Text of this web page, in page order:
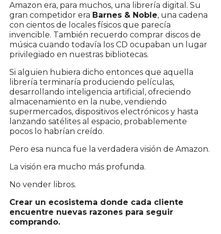
Amazon era, para muchos, una librería digital. Su
gran competidor era Barnes & Noble, una cadena
con cientos de locales físicos que parecía
invencible. También recuerdo comprar discos de
música cuando todavía los CD ocupaban un lugar
privilegiado en nuestras bibliotecas.
Si alguien hubiera dicho entonces que aquella
librería terminaría produciendo películas,
desarrollando inteligencia artificial, ofreciendo
almacenamiento en la nube, vendiendo
supermercados, dispositivos electrónicos y hasta
lanzando satélites al espacio, probablemente
pocos lo habrían creído.
Pero esa nunca fue la verdadera visión de Amazon.
La visión era mucho más profunda.
No vender libros.
Crear un ecosistema donde cada cliente
encuentre nuevas razones para seguir
comprando.